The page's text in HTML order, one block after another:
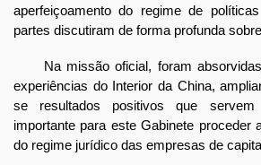
aperfeiçoamento do regime de
partes discutiram de forma profunda
Na missão oficial, foram
experiências do Interior da China,
se resultados positivos que
importante para este Gabinete proceder
do regime jurídico das empresas de